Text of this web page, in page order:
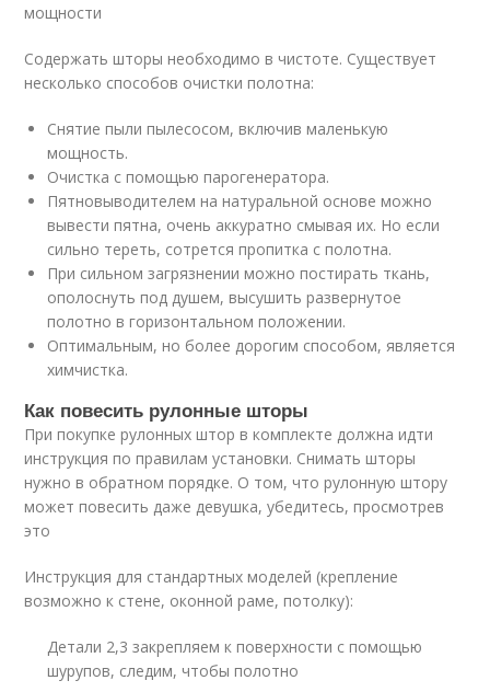
мощности
Содержать шторы необходимо в чистоте. Существует
несколько способов очистки полотна:
Снятие пыли пылесосом, включив маленькую
мощность.
Очистка с помощью парогенератора.
Пятновыводителем на натуральной основе можно
вывести пятна, очень аккуратно смывая их. Но если
сильно тереть, сотрется пропитка с полотна.
При сильном загрязнении можно постирать ткань,
ополоснуть под душем, высушить развернутое
полотно в горизонтальном положении.
Оптимальным, но более дорогим способом, является
химчистка.
Как повесить рулонные шторы
При покупке рулонных штор в комплекте должна идти
инструкция по правилам установки. Снимать шторы
нужно в обратном порядке. О том, что рулонную штору
может повесить даже девушка, убедитесь, просмотрев
это
Инструкция для стандартных моделей (крепление
возможно к стене, оконной раме, потолку):
Детали 2,3 закрепляем к поверхности с помощью
шурупов, следим, чтобы полотно